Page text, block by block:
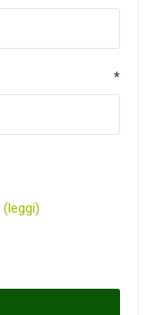
*
(leggi)